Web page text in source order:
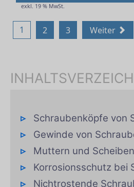
exkl. 19 % MwSt.
1 2 3 Weiter
Schraubenköpfe von
Gewinde von
Muttern und Scheiben
Korrosionsschutz bei
Nichtrostende